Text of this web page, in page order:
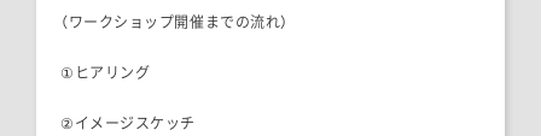
（ワークショップ開催までの流れ）
①ヒアリング
②イメージスケッチ